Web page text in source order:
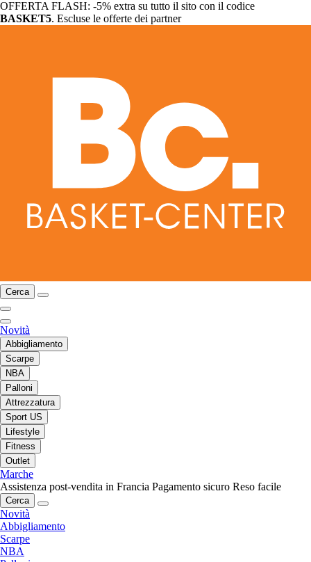
OFFERTA FLASH: -5% extra su tutto il sito con il codice
BASKET5. Escluse le offerte dei partner
Cerca
Novità
Abbigliamento
Scarpe
NBA
Palloni
Attrezzatura
Sport US
Lifestyle
Fitness
Outlet
Marche
Assistenza post-vendita in Francia Pagamento sicuro Reso facile
Cerca
Novità
Abbigliamento
Scarpe
NBA